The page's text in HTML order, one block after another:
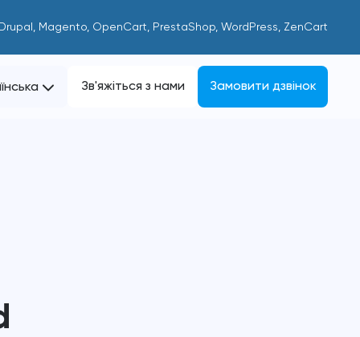
Magento, OpenCart, PrestaShop, WordPress, ZenCart
Зв'яжіться з нами Замовити дзвінок